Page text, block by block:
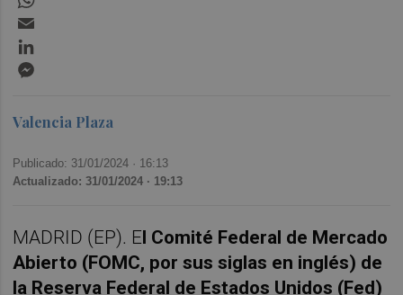
Valencia Plaza
Publicado: 31/01/2024 · 16:13
Actualizado: 31/01/2024 · 19:13
MADRID (EP). El Comité Federal de Mercado
Abierto (FOMC, por sus siglas en inglés) de
la Reserva Federal de Estados Unidos (Fed)